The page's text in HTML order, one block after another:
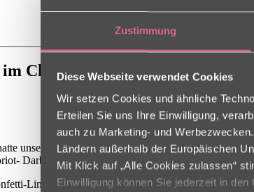
Zustimmung
Diese Webseite verwendet Cookies
Wir setzen Cookies und ähnliche
Erteilen Sie uns Ihre Einwilligung,
auch zu Marketing- und
Ländern außerhalb der Europäischen
Mit Klick auf „Alle Cookies zulassen“
Einwilligung können Sie jederzeit in
Christophorus Haus
unsere Bewohner ab Mittwochfest im Griff.
Darbietung„Die Badewanne“ wurde ausgiebig
Linien im Gesicht – undgefeiert wird im